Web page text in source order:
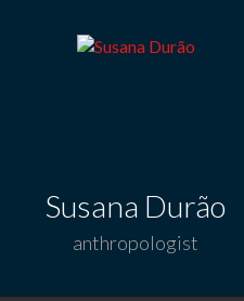
Susana Durão
anthropologist